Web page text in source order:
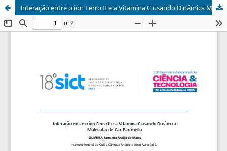
Interação entre o íon Ferro II e a Vitamina C usando Dinâmica Molecular de Car-Parrinello